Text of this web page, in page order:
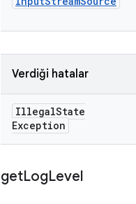
Verdiği hatalar
IllegalState
Exception
getLogLevel